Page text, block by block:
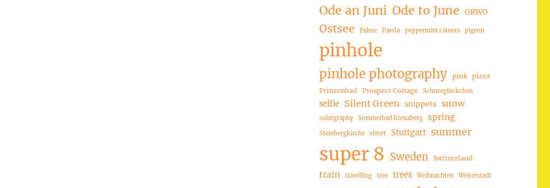
Ode an Juni Ode to June ORWO
Ostsee Palme Paola peppermint camera pigeon
pinhole
pinhole photography pink pizza
Prinzenbad
Prospect Cottage Schneeglöckchen
selfie Silent Green snippets snow
solargraphy Sommerbad Kreuzberg spring
Steinbergkirche street Stuttgart summer
super 8 Sweden Switzerland
train travelling tree trees Weihnachten Weiterstadt